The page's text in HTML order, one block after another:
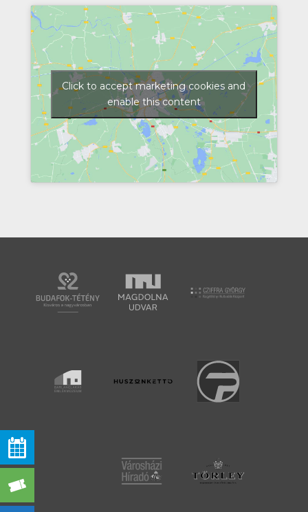
Click to accept marketing cookies and
enable this content